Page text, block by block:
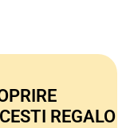
REGALO